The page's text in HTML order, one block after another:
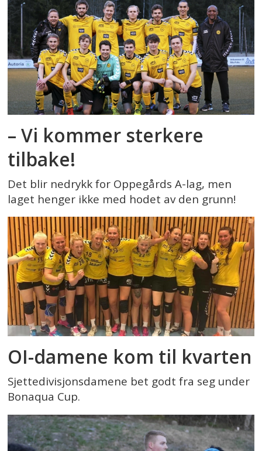
– Vi kommer sterkere
tilbake!
Det blir nedrykk for Oppegårds A-lag, men
laget henger ikke med hodet av den grunn!
OI-damene kom til kvarten
Sjettedivisjonsdamene bet godt fra seg under
Bonaqua Cup.